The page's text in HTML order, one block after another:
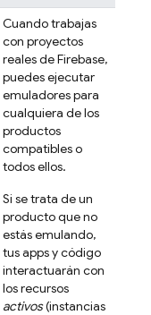
Cuando trabajas
con proyectos
reales de Firebase,
puedes ejecutar
emuladores para
cualquiera de los
productos
compatibles o
todos ellos.
Si se trata de un
producto que no
estás emulando,
tus apps y código
interactuarán con
los recursos
activos(instancias